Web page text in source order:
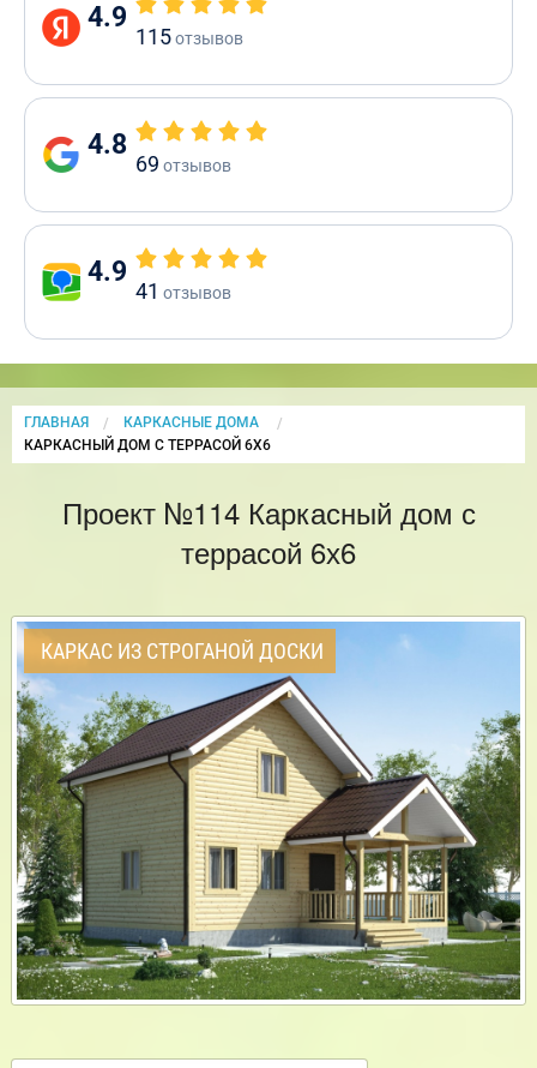
4.9
115отзывов
4.8
69 отзывов
4.9
41 отзывов
ГЛАВНАЯ
КАРКАСНЫЕ ДОМА
CURRENT:
КАРКАСНЫЙ ДОМ С ТЕРРАСОЙ 6Х6
Проект №114 Каркасный дом с
террасой 6х6
КАРКАС ИЗ СТРОГАНОЙ ДОСКИ